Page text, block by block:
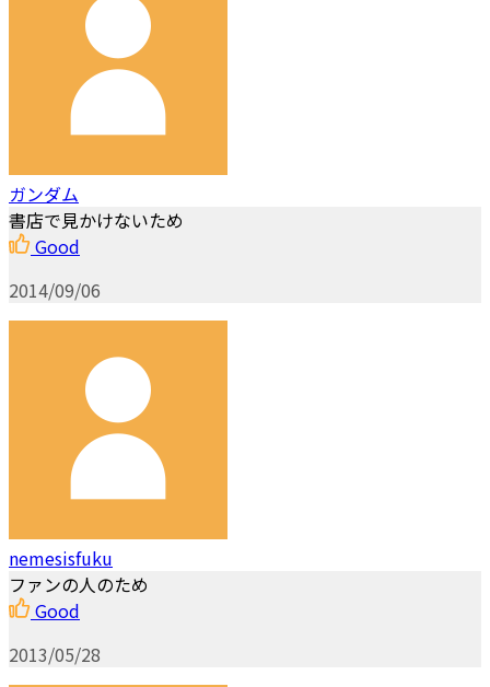
ガンダム
書店で見かけないため
Good
2014/09/06
nemesisfuku
ファンの人のため
Good
2013/05/28